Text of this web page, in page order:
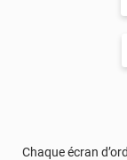
Durabilité : 5 ans
disponibles dans
Chaque écran